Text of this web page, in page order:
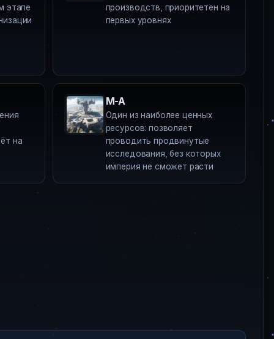
этапе
производств, приоритетен на
первых уровнях
на
M-A
Один из наиболее ценных
ресурсов: позволяет
проводить продвинутые
исследования, без которых
империя не сможет расти